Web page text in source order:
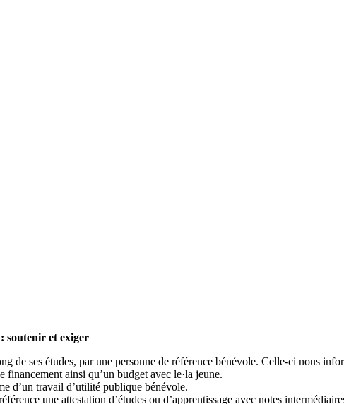
soutenir et exiger
de ses études, par une personne de référence bénévole. Celle-ci nous
ainsi qu’un budget avec le·la jeune.
d’un travail d’utilité publique bénévole.
une attestation d’études ou d’apprentissage avec notes